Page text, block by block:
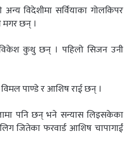
विदेशीमा सर्वियाका गोलकिपर
छन् ।
विकेश कुथु छन् । पहिलो सिजन उनी
पाण्डे र आशिष राई छन् ।
पनि छन् भने सन्यास लिइसकेका
जितेका फरवार्ड आशिष चापागाईं